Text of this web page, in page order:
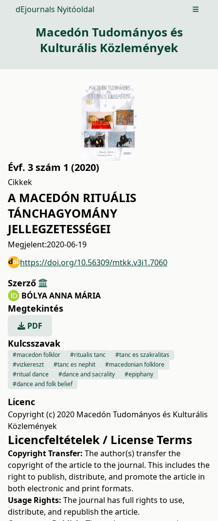
dEjournals Nyitóoldal Open
Macedón Tudományos és
Kulturális Közlemények
Évf. 3 szám 1 (2020)
Cikkek
A MACEDÓN RITUÁLIS
TÁNCHAGYOMÁNY
JELLEGZETESSÉGEI
Megjelent:2020-06-19
https://doi.org/10.56309/mtkk.v3i1.7060
Szerző
BÓLYA ANNA MÁRIA
Megtekintés
PDF
Kulcsszavak
#macedon folklor #ritualis tanc
#tanc es szakralitas
#vizkereszt
#tanc es nephit
#macedonian folklore
#ritual dance
#dance and sacrality
#epiphany
#dance and folk belief
Licenc
Copyright (c) 2020 Macedón Tudományos és Kulturális
Közlemények
Licencfeltételek / License Terms
Copyright Transfer: The author(s) transfer the
copyright of the article to the journal. This includes the
right to publish, distribute, and promote the article in
both electronic and print formats.
Usage Rights: The journal has full rights to use,
distribute, and republish the article.